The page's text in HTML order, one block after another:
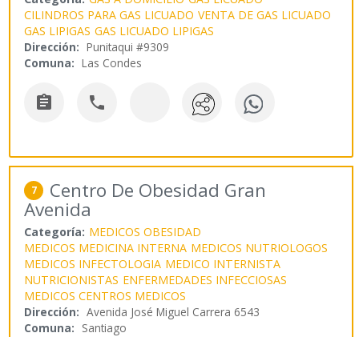
CILINDROS PARA GAS LICUADO VENTA DE GAS LICUADO
GAS LIPIGAS GAS LICUADO LIPIGAS
Dirección: Punitaqui #9309
Comuna: Las Condes
 
7 Centro De Obesidad Gran
Avenida
Categoría: MEDICOS OBESIDAD
MEDICOS MEDICINA INTERNA MEDICOS NUTRIOLOGOS
MEDICOS INFECTOLOGIA MEDICO INTERNISTA
NUTRICIONISTAS ENFERMEDADES INFECCIOSAS
MEDICOS CENTROS MEDICOS
Dirección: Avenida José Miguel Carrera 6543
Comuna: Santiago